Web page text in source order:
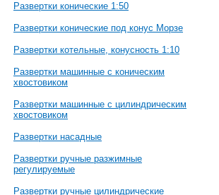
Развертки конические 1:50
Развертки конические под конус Морзе
Развертки котельные, конусность 1:10
Развертки машинные с коническим
хвостовиком
Развертки машинные с цилиндрическим
хвостовиком
Развертки насадные
Развертки ручные разжимные
регулируемые
Развертки ручные цилиндрические